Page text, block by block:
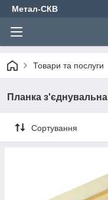
Метал-СКВ
Товари та послуги
Планка з'єднувальна
Сортування